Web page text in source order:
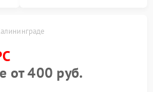
от 400 руб.